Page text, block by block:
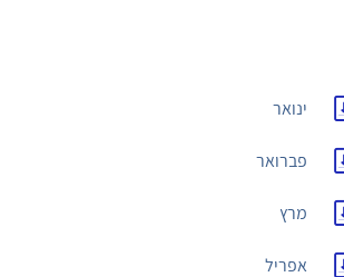
ינואר
פברואר
מרץ
אפריל